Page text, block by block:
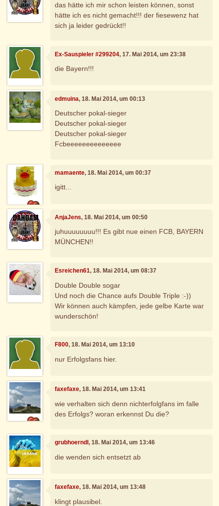
das hätte ich mir schon leisten können, sonst
hätte ich es nicht gemacht!!! der fiesewenz hat
sich ja leider gedrückt!!
Ex-Sauspieler #299204, 17. Mai 2014, um 23:38
die Bayern!!!
edmuina, 18. Mai 2014, um 00:13
Deutscher pokal-sieger
Deutscher pokal-sieger
Deutscher pokal-sieger
Fcbeeeeeeeeeeeeee
mamaente, 18. Mai 2014, um 00:37
igitt...
AnjaJens, 18. Mai 2014, um 00:50
juhuuuuuuuu!!! Es gibt nue einen FCB, BAYERN
MÜNCHEN!!
Esreichen61, 18. Mai 2014, um 08:37
Double Double sogar
Und noch die Chance aufs Double Triple :-))
Wir können auch kämpfen, jede gelbe Karte war
wunderschön!
F800, 18. Mai 2014, um 13:10
nur Erfolgsfans hier.
faxefaxe, 18. Mai 2014, um 13:41
wie verhalten sich denn nichterfolgfans im falle
des Erfolgs? woran erkennst Du die?
grubhoerndl, 18. Mai 2014, um 13:46
die wenden sich entsetzt ab
faxefaxe, 18. Mai 2014, um 13:48
klingt plausibel.